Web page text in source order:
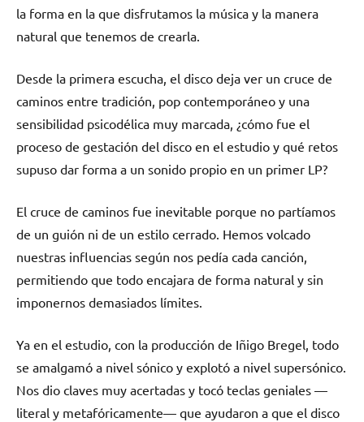
la forma en la que disfrutamos la música y la manera
natural que tenemos de crearla.
Desde la primera escucha, el disco deja ver un cruce de
caminos entre tradición, pop contemporáneo y una
sensibilidad psicodélica muy marcada, ¿cómo fue el
proceso de gestación del disco en el estudio y qué retos
supuso dar forma a un sonido propio en un primer LP?
El cruce de caminos fue inevitable porque no partíamos
de un guión ni de un estilo cerrado. Hemos volcado
nuestras influencias según nos pedía cada canción,
permitiendo que todo encajara de forma natural y sin
imponernos demasiados límites.
Ya en el estudio, con la producción de Iñigo Bregel, todo
se amalgamó a nivel sónico y explotó a nivel supersónico.
Nos dio claves muy acertadas y tocó teclas geniales —
literal y metafóricamente— que ayudaron a que el disco